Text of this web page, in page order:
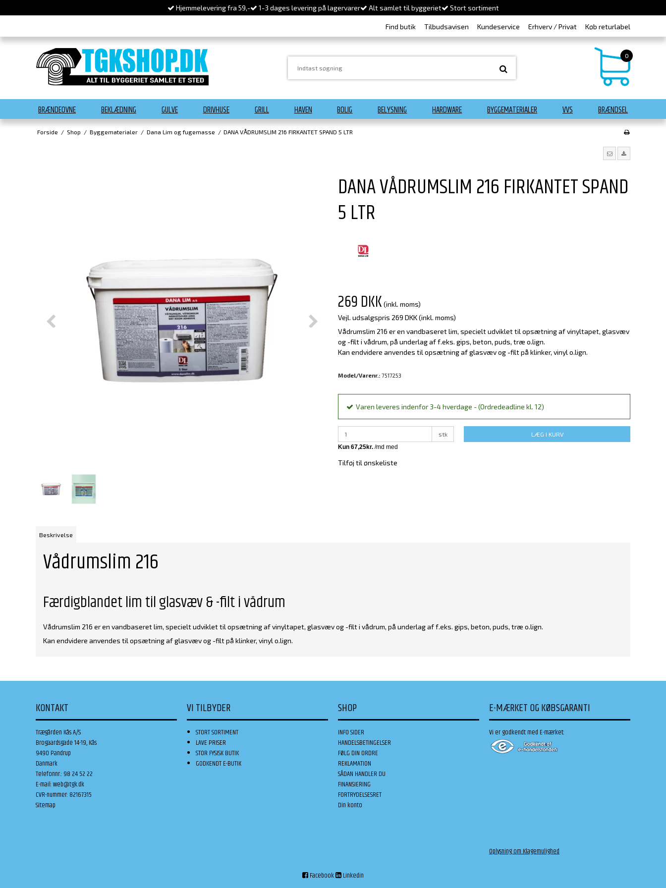
Hjemmelevering fra 59,- 1-3 dages levering på lagervarer Alt samlet til byggeriet Stort sortiment
Find butik Tilbudsavisen Kundeservice Erhverv / Privat Køb returlabel
0
BRÆNDEOVNE BEKLÆDNING GULVE DRIVHUSE GRILL HAVEN BOLIG BELYSNING HARDWARE BYGGEMATERIALER VVS BRÆNDSEL
Forside / Shop / Byggematerialer / Dana Lim og fugemasse / DANA VÅDRUMSLIM 216 FIRKANTET SPAND 5 LTR
DANA VÅDRUMSLIM 216 FIRKANTET SPAND
5 LTR
269 DKK (inkl. moms)
Vejl. udsalgspris 269 DKK(inkl. moms)
Vådrumslim 216 er en vandbaseret lim, specielt udviklet til opsætning af vinyltapet, glasvæv
og -filt i vådrum, på underlag af f.eks. gips, beton, puds, træ o.lign.
Kan endvidere anvendes til opsætning af glasvæv og -filt på klinker, vinyl o.lign.
Model/Varenr.: 7517253
Varen leveres indenfor 3-4 hverdage - (Ordredeadline kl. 12)
stk LÆG I KURV
Tilføj til ønskeliste
Beskrivelse
Vådrumslim 216
Færdigblandet lim til glasvæv & -filt i vådrum
Vådrumslim 216 er en vandbaseret lim, specielt udviklet til opsætning af vinyltapet, glasvæv og -filt i vådrum, på underlag af f.eks. gips, beton, puds, træ o.lign.
Kan endvidere anvendes til opsætning af glasvæv og -filt på klinker, vinyl o.lign.
KONTAKT
Trægården Kås A/S
Brogaardsgade 14-19, Kås
9490 Pandrup
Danmark
Telefonnr.: 98 24 52 22
E-mail:web@tgk.dk
CVR-nummer: 82167315
Sitemap
VI TILBYDER
STORT SORTIMENT
LAVE PRISER
STOR FYSISK BUTIK
GODKENDT E-BUTIK
SHOP
INFO SIDER
HANDELSBETINGELSER
FØLG DIN ORDRE
REKLAMATION
SÅDAN HANDLER DU
FINANSIERING
FORTRYDELSESRET
Din konto
E-MÆRKET OG KØBSGARANTI
Vi er godkendt med E-mærket:
Oplysning om Klagemulighed
Facebook Linkedin